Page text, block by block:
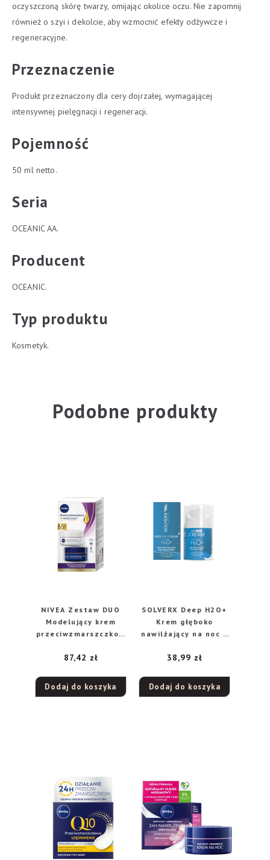
oczyszczoną skórę twarzy, omijając okolice oczu. Nie zapomnij
również o szyi i dekolcie, aby wzmocnić efekty odżywcze i
regeneracyjne.
Przeznaczenie
Produkt przeznaczony dla cery dojrzałej, wymagającej
intensywnej pielęgnacji i regeneracji.
Pojemność
50 ml netto.
Seria
OCEANIC AA.
Producent
OCEANIC.
Typ produktu
Kosmetyk.
Podobne produkty
NIVEA Zestaw DUO
Modelujący krem
przeciwzmarszczkow
50 ml + krem na noc
87,42 zł
Dodaj do koszyka
SOLVERX Deep H2O+
Krem głęboko
nawilżający na noc –
odwodniona 50 ml
38,99 zł
Dodaj do koszyka